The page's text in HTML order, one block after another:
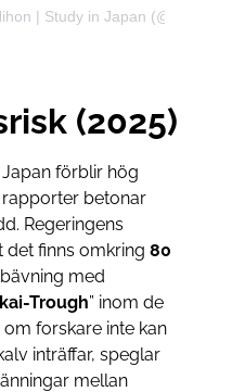
| Study in Japan
(2025)
förblir hög
betonar
Regeringens
finns omkring 80
med
Trough” inom de
forskare inte kan
inträffar, speglar
mellan